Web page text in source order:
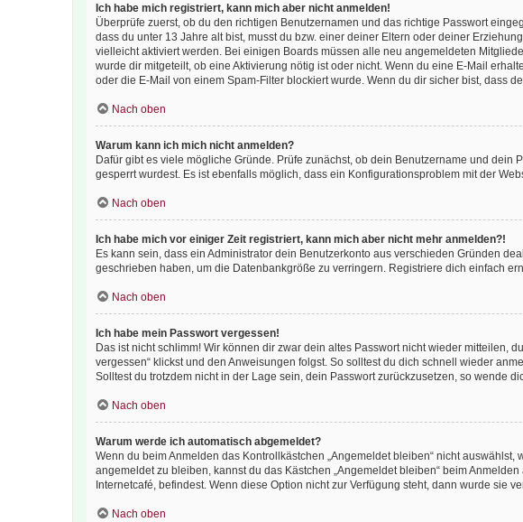
Ich habe mich registriert, kann mich aber nicht anmelden!
Überprüfe zuerst, ob du den richtigen Benutzernamen und das richtige Passwort
dass du unter 13 Jahre alt bist, musst du bzw. einer deiner Eltern oder deiner
vielleicht aktiviert werden. Bei einigen Boards müssen alle neu angemeldeten
wurde dir mitgeteilt, ob eine Aktivierung nötig ist oder nicht. Wenn du eine E-Mail
oder die E-Mail von einem Spam-Filter blockiert wurde. Wenn du dir sicher bist, dass
Nach oben
Warum kann ich mich nicht anmelden?
Dafür gibt es viele mögliche Gründe. Prüfe zunächst, ob dein Benutzername und
gesperrt wurdest. Es ist ebenfalls möglich, dass ein Konfigurationsproblem mit der
Nach oben
Ich habe mich vor einiger Zeit registriert, kann mich aber nicht mehr anmelden?!
Es kann sein, dass ein Administrator dein Benutzerkonto aus verschieden Gründen
geschrieben haben, um die Datenbankgröße zu verringern. Registriere dich einfach
Nach oben
Ich habe mein Passwort vergessen!
Das ist nicht schlimm! Wir können dir zwar dein altes Passwort nicht wieder mitteilen,
vergessen“ klickst und den Anweisungen folgst. So solltest du dich schnell wieder
Solltest du trotzdem nicht in der Lage sein, dein Passwort zurückzusetzen, so wende
Nach oben
Warum werde ich automatisch abgemeldet?
Wenn du beim Anmelden das Kontrollkästchen „Angemeldet bleiben“ nicht
angemeldet zu bleiben, kannst du das Kästchen „Angemeldet bleiben“ beim
Internetcafé, befindest. Wenn diese Option nicht zur Verfügung steht, dann wurde sie
Nach oben